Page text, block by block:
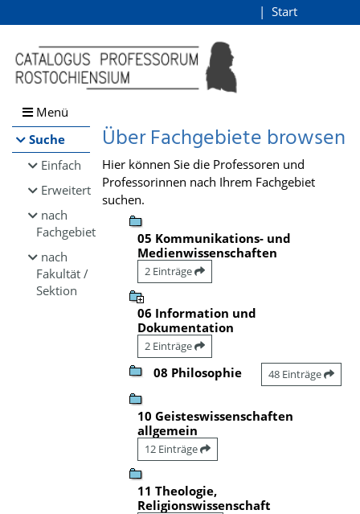
Browsen
direkt zum Inhalt
Start
Menü
Suche
Einfach
Erweitert
nach
Fachgebiet
nach
Fakultät /
Sektion
Über Fachgebiete browsen
Hier können Sie die Professoren und
Professorinnen nach Ihrem Fachgebiet
suchen.
05 Kommunikations- und
Medienwissenschaften
2 Einträge
06 Information und
Dokumentation
2 Einträge
08 Philosophie 48 Einträge
10 Geisteswissenschaften
allgemein
12 Einträge
11 Theologie,
Religionswissenschaft